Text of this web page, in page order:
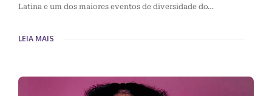
Latina e um dos maiores eventos de diversidade do…
LEIA MAIS